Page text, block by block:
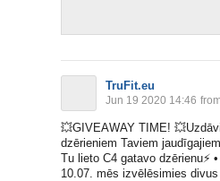
TruFit.eu
Jun 19 2020 14:46
💥GIVEAWAY TIME! 💥
dzērieniem Taviem
Tu lieto C4 gatavo dzērienu⚡️
10.07. mēs izvēlēsimies